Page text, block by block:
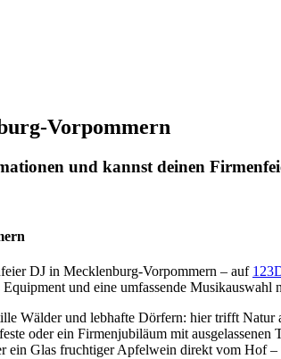
Vorpommern
und kannst deinen
DJ in Mecklenburg-Vorpommern – auf
und eine umfassende Musikauswahl
Wälder und lebhafte Dörfern: hier trifft
oder ein Firmenjubiläum mit
ein Glas fruchtiger Apfelwein direkt vom Hof –